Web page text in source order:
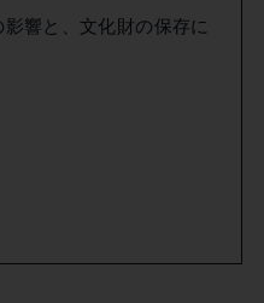
響と、文化財の保存に